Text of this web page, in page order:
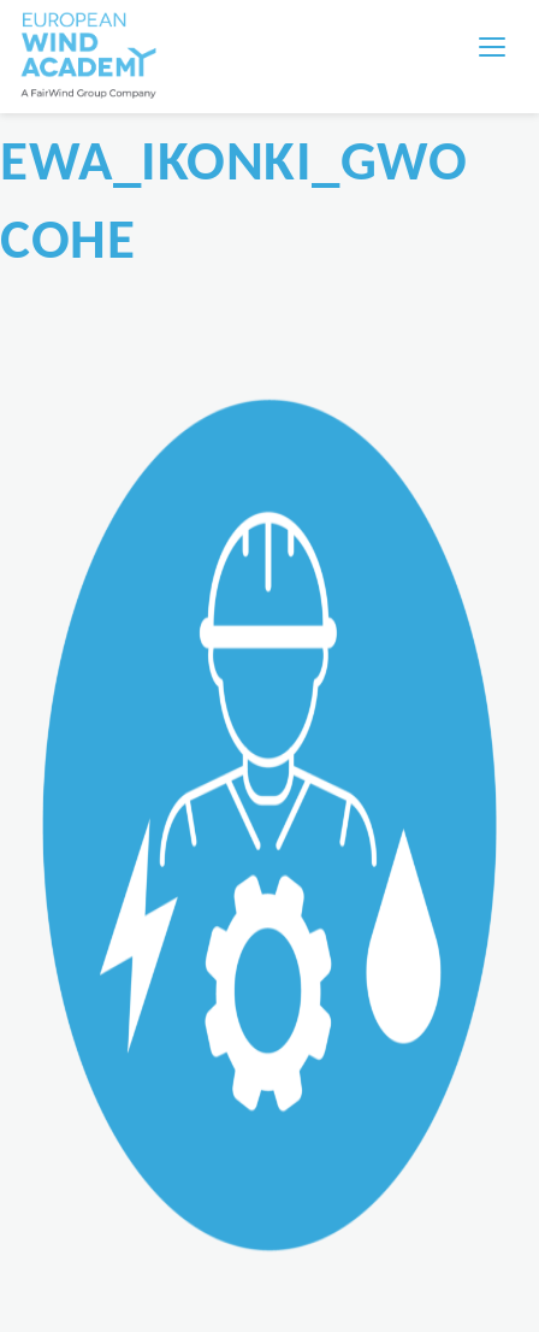
EWA_IKONKI_GWO
COHE